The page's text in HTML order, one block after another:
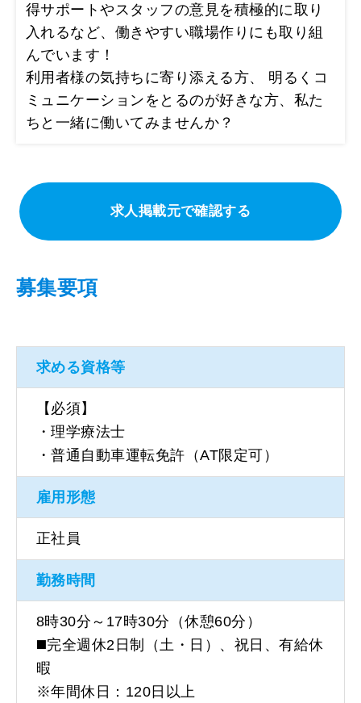
得サポートやスタッフの意見を積極的に取り
入れるなど、働きやすい職場作りにも取り組
んでいます！
利用者様の気持ちに寄り添える方、 明るくコ
ミュニケーションをとるのが好きな方、私た
ちと一緒に働いてみませんか？
求人掲載元で確認する
募集要項
求める資格等
【必須】
・理学療法士
・普通自動車運転免許（AT限定可）
雇用形態
正社員
勤務時間
8時30分～17時30分（休憩60分）
◼️完全週休2日制（土・日）、祝日、有給休
暇
※年間休日：120日以上